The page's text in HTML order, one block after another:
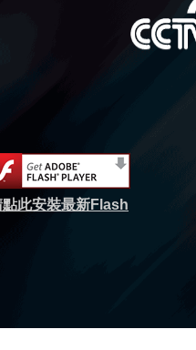
點此安裝最新Flash